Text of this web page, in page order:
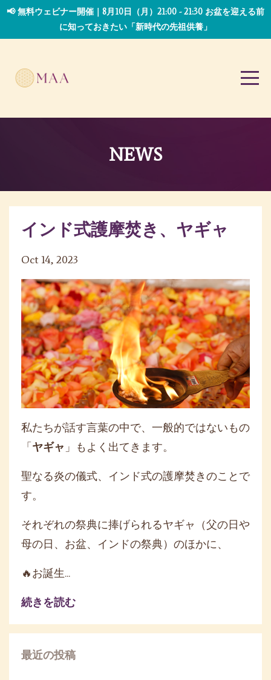
📢 無料ウェビナー開催｜8月10日（月）21:00 - 21:30 お盆を迎える前
に知っておきたい「新時代の先祖供養」
NEWS
インド式護摩焚き、ヤギャ
Oct 14, 2023
私たちが話す言葉の中で、一般的ではないもの
「ヤギャ 」もよく出てきます。
聖なる炎の儀式、インド式の護摩焚きのことで
す。
それぞれの祭典に捧げられるヤギャ（父の日や
母の日、お盆、インドの祭典）のほかに、
🔥お誕生...
続きを読む
最近の投稿